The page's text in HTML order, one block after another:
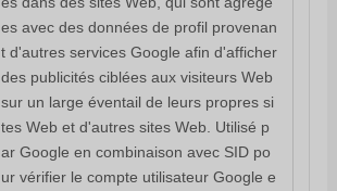
es avec des données de profil provenan
t d'autres services Google afin d'afficher
des publicités ciblées aux visiteurs Web
sur un large éventail de leurs propres si
tes Web et d'autres sites Web. Utilisé p
ar Google en combinaison avec SID po
ur vérifier le compte utilisateur Google e